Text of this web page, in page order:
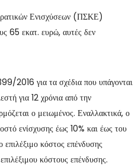
Ενισχύσεων (ΠΣΚΕ)
65 εκατ. ευρώ, αυτές δεν
2016 για τα σχέδια που υπάγονται
για 12 χρόνια από την
ο μειωμένος. Εναλλακτικά, ο
ενίσχυσης έως 10% και έως του
κόστος επένδυσης
κόστους επένδυσης.